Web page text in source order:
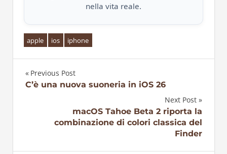
nella vita reale.
apple ios iphone
Navigazione
articoli
Previous Post
C’è una nuova suoneria in iOS 26
Next Post
macOS Tahoe Beta 2 riporta la
combinazione di colori classica del
Finder